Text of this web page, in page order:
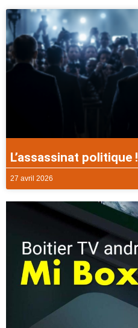
L’assassinat politique !
27 avril 2026